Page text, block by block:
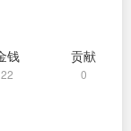
钱
22
贡献
0